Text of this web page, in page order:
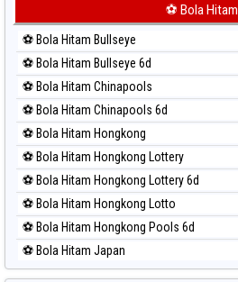
⚽ Bola Merah Kuda Lari
⚽ Bola Merah Magnum Cambodia
⚽ Bola Merah Nagoya
⚽ Bola Merah North Carolina Day
⚽ Bola Merah Pcso
⚽ Bola Merah Sao Paulo
⚽ Bola Merah Singapore
⚽ Bola Merah Sydney
⚽ Bola Merah Sydney Lottery
⚽ Bola Merah Sydney Lottery 6d
⚽ Bola Merah Sydney Lotto
⚽ Bola Hitam
⚽ Bola Hitam Bullseye
⚽ Bola Hitam Bullseye 6d
⚽ Bola Hitam Chinapools
⚽ Bola Hitam Chinapools 6d
⚽ Bola Hitam Hongkong
⚽ Bola Hitam Hongkong Lottery
⚽ Bola Hitam Hongkong Lottery 6d
⚽ Bola Hitam Hongkong Lotto
⚽ Bola Hitam Hongkong Pools 6d
⚽ Bola Hitam Japan
⚽ Bola Hitam Japan 6d